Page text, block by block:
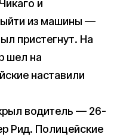
и
из машины —
пристегнут. На
шел на
наставили
водитель — 26-
Рид. Полицейские